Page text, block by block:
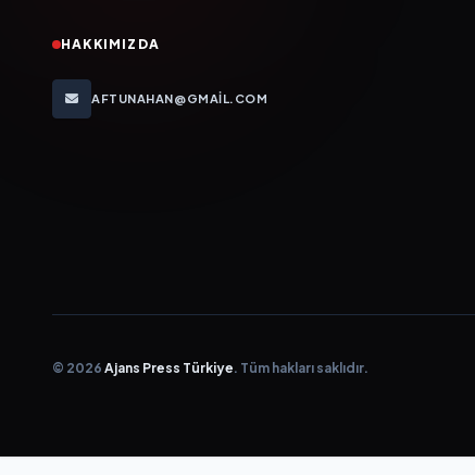
HAKKIMIZDA
AFTUNAHAN@GMAIL.COM
© 2026 Ajans Press Türkiye. Tüm hakları saklıdır.